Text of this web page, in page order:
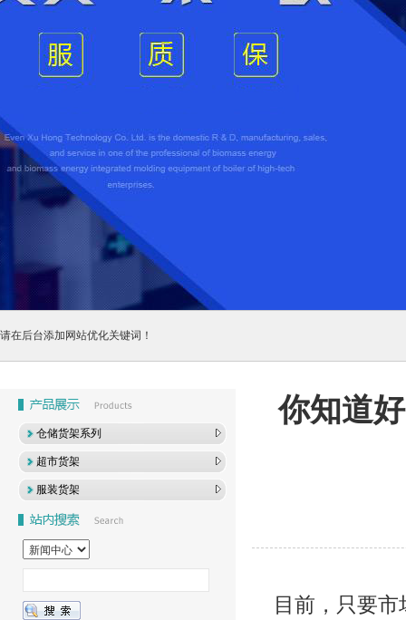
请在后台添加网站优化关键词！
仓储货架系列
超市货架
服装货架
你知道
目前，只要市